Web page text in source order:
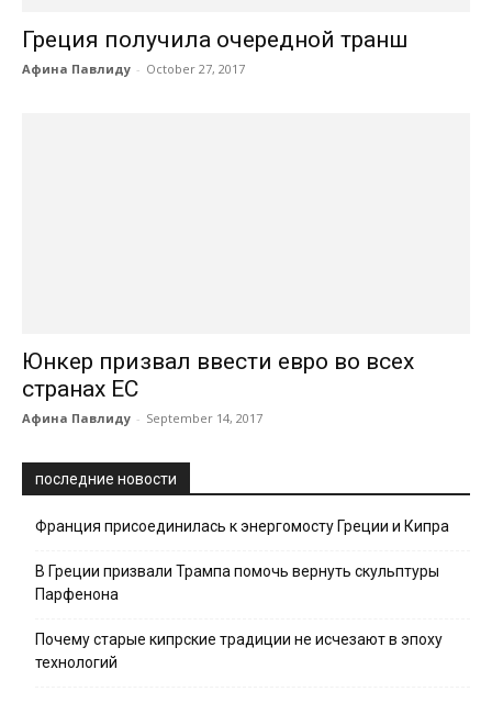
Греция получила очередной транш
Афина Павлиду - October 27, 2017
Юнкер призвал ввести евро во всех
странах ЕС
Афина Павлиду - September 14, 2017
последние новости
Франция присоединилась к энергомосту Греции и Кипра
В Греции призвали Трампа помочь вернуть скульптуры
Парфенона
Почему старые кипрские традиции не исчезают в эпоху
технологий